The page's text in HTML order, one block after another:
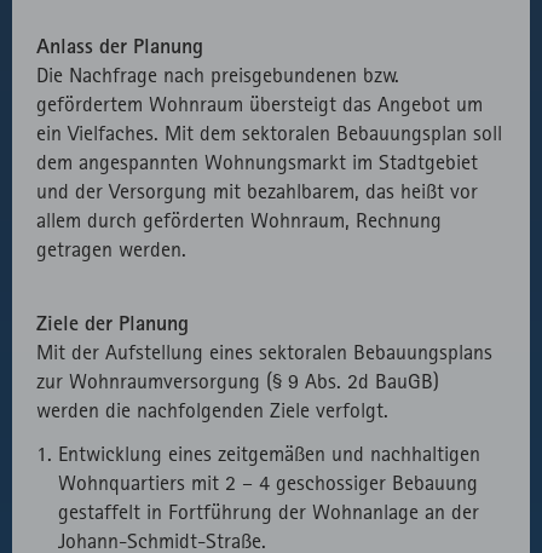
Anlass der Planung
Die Nachfrage nach preisgebundenen bzw.
gefördertem Wohnraum übersteigt das Angebot um
ein Vielfaches. Mit dem sektoralen Bebauungsplan soll
dem angespannten Wohnungsmarkt im Stadtgebiet
und der Versorgung mit bezahlbarem, das heißt vor
allem durch geförderten Wohnraum, Rechnung
getragen werden.
Ziele der Planung
Mit der Aufstellung eines sektoralen Bebauungsplans
zur Wohnraumversorgung (§ 9 Abs. 2d BauGB)
werden die nachfolgenden Ziele verfolgt.
Entwicklung eines zeitgemäßen und nachhaltigen
Wohnquartiers mit 2 – 4 geschossiger Bebauung
gestaffelt in Fortführung der Wohnanlage an der
Johann-Schmidt-Straße.